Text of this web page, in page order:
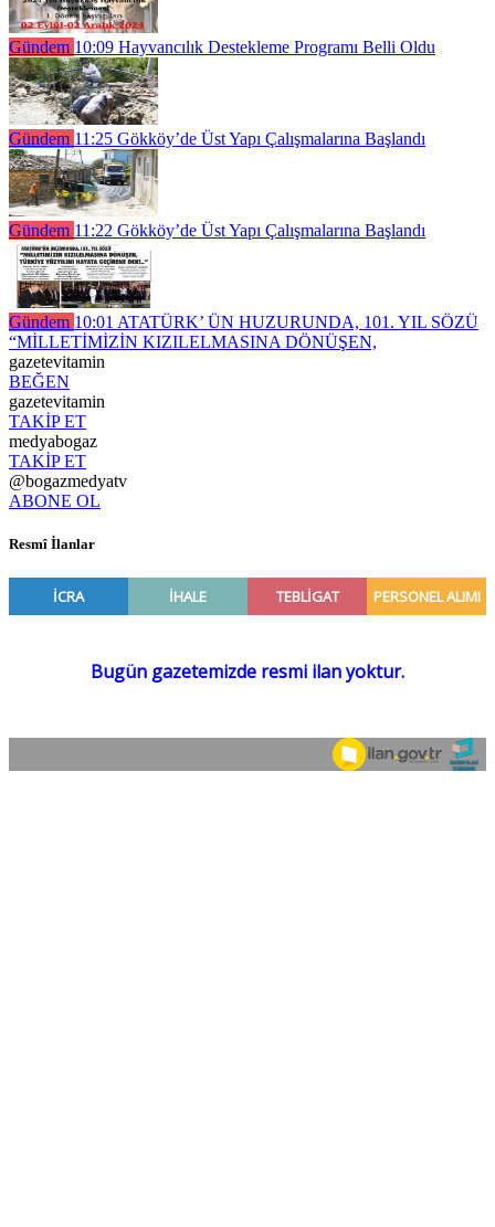
Gündem 10:09 Hayvancılık Destekleme Programı Belli Oldu
Gündem 11:25 Gökköy’de Üst Yapı Çalışmalarına Başlandı
Gündem 11:22 Gökköy’de Üst Yapı Çalışmalarına Başlandı
Gündem 10:01 ATATÜRK’ ÜN HUZURUNDA, 101. YIL SÖZÜ
“MİLLETİMİZİN KIZILELMASINA DÖNÜŞEN,
gazetevitamin
BEĞEN
gazetevitamin
TAKİP ET
medyabogaz
TAKİP ET
@bogazmedyatv
ABONE OL
Resmî İlanlar